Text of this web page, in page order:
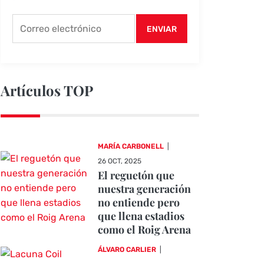
ENVIAR
Artículos TOP
MARÍA CARBONELL
26 OCT, 2025
El reguetón que
nuestra generación
no entiende pero
que llena estadios
como el Roig Arena
ÁLVARO CARLIER